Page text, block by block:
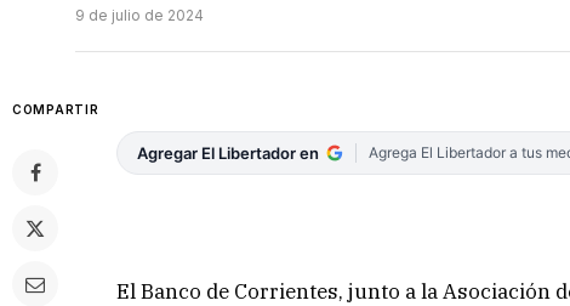
9 de julio de 2024
COMPARTIR
Agregar El Libertador en Agrega El Libertador a tus
El Banco de Corrientes, junto a la Asociación